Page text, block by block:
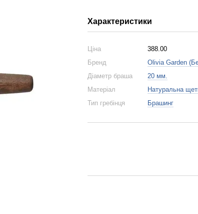
Характеристики
Ціна
388.00
Бренд
Olivia Garden
Діаметр браша
20 мм.
Матеріал
Натуральна
Тип гребінця
Брашинг